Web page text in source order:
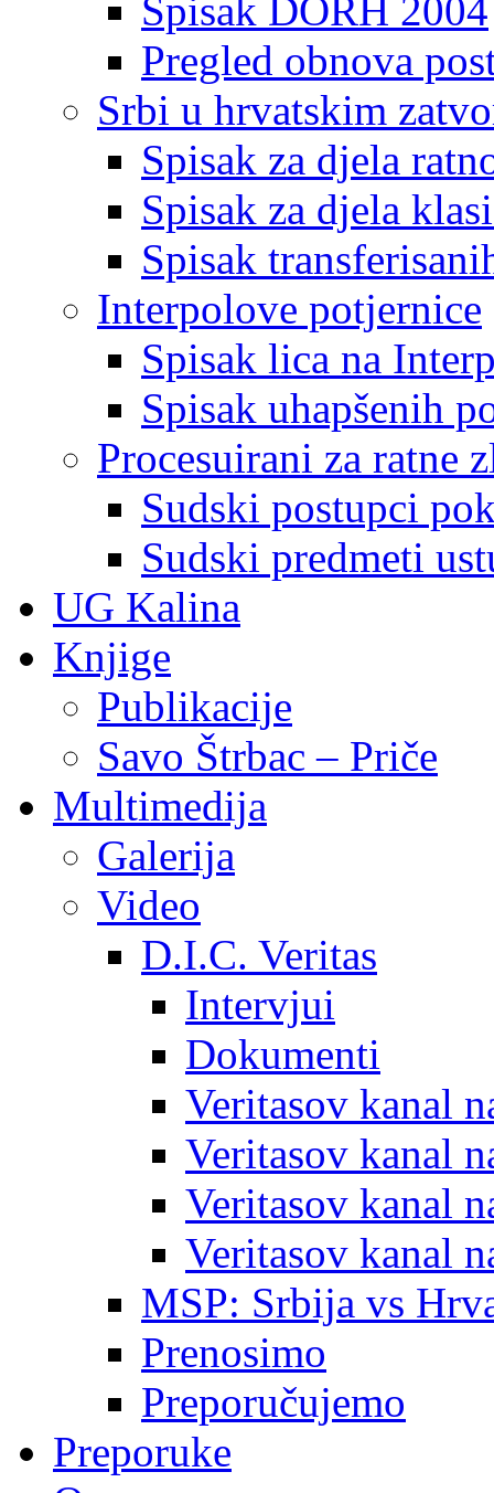
Spisak DORH 2004
Pregled obnova
Srbi u hrvatskim
Spisak za djela
Spisak za djela
Spisak
Interpolove potjernice
Spisak lica na
Spisak uhapšenih
Procesuirani za ratne
Sudski postupci
Sudski predmeti
UG Kalina
Knjige
Publikacije
Savo Štrbac – Priče
Multimedija
Galerija
Video
D.I.C. Veritas
Intervjui
Dokumenti
Veritasov kanal
Veritasov kanal
Veritasov kanal
Veritasov kanal
MSP: Srbija vs
Prenosimo
Preporučujemo
Preporuke